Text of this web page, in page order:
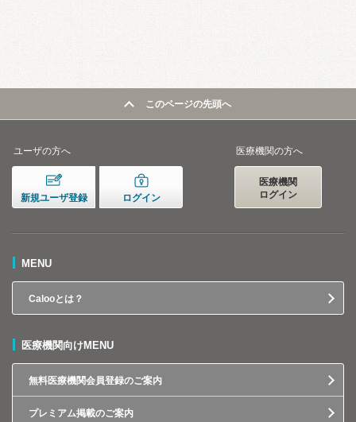
このページの先頭へ
ユーザの方へ
新規ユーザ登録 ログイン
医療機関の方へ
医療機関
ログイン
MENU
Calooとは？
医療機関向けMENU
無料医療機関会員登録のご案内
プレミアム掲載のご案内